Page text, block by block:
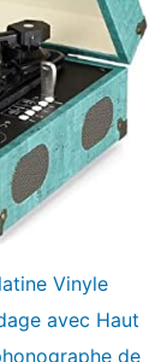
Vinyle
avec Haut
de